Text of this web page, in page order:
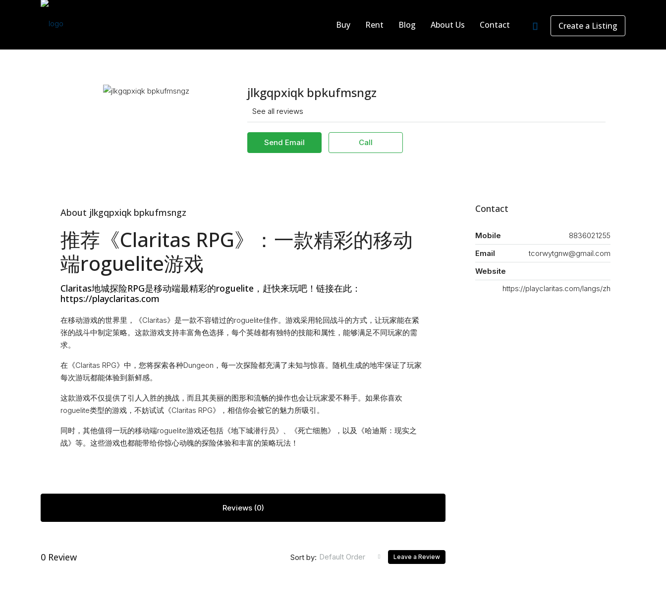
Buy Rent Blog About Us Contact Create a Listing
jlkgqpxiqk bpkufmsngz
See all reviews
Send Email Call
About jlkgqpxiqk bpkufmsngz
推荐《Claritas RPG》：一款精彩的移动
端roguelite游戏
Claritas地城探险RPG是移动端最精彩的roguelite，赶快来玩吧！链接在此：
https://playclaritas.com
在移动游戏的世界里，《Claritas》是一款不容错过的roguelite佳作。游戏采用轮回战斗的方式，让玩家能在紧
张的战斗中制定策略。这款游戏支持丰富角色选择，每个英雄都有独特的技能和属性，能够满足不同玩家的需
求。
在《Claritas RPG》中，您将探索各种Dungeon，每一次探险都充满了未知与惊喜。随机生成的地牢保证了玩家
每次游玩都能体验到新鲜感。
这款游戏不仅提供了引人入胜的挑战，而且其美丽的图形和流畅的操作也会让玩家爱不释手。如果你喜欢
roguelite类型的游戏，不妨试试《Claritas RPG》，相信你会被它的魅力所吸引。
同时，其他值得一玩的移动端roguelite游戏还包括《地下城潜行员》、《死亡细胞》，以及《哈迪斯：现实之
战》等。这些游戏也都能带给你惊心动魄的探险体验和丰富的策略玩法！
Reviews (0)
0 Review Sort by: Default Order Leave a Review
Contact
Mobile
8836021255
Email
tcorwytgnw@gmail.com
Website
https://playclaritas.com/langs/zh